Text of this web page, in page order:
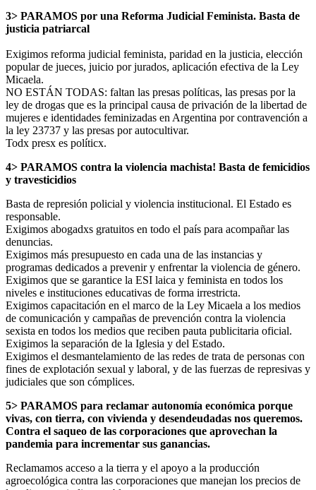
3> PARAMOS por una Reforma Judicial Feminista. Basta de
justicia patriarcal
Exigimos reforma judicial feminista, paridad en la justicia, elección
popular de jueces, juicio por jurados, aplicación efectiva de la Ley
Micaela.
NO ESTÁN TODAS: faltan las presas políticas, las presas por la
ley de drogas que es la principal causa de privación de la libertad de
mujeres e identidades feminizadas en Argentina por contravención a
la ley 23737 y las presas por autocultivar.
Todx presx es políticx.
4> PARAMOS contra la violencia machista! Basta de femicidios
y travesticidios
Basta de represión policial y violencia institucional. El Estado es
responsable.
Exigimos abogadxs gratuitos en todo el país para acompañar las
denuncias.
Exigimos más presupuesto en cada una de las instancias y
programas dedicados a prevenir y enfrentar la violencia de género.
Exigimos que se garantice la ESI laica y feminista en todos los
niveles e instituciones educativas de forma irrestricta.
Exigimos capacitación en el marco de la Ley Micaela a los medios
de comunicación y campañas de prevención contra la violencia
sexista en todos los medios que reciben pauta publicitaria oficial.
Exigimos la separación de la Iglesia y del Estado.
Exigimos el desmantelamiento de las redes de trata de personas con
fines de explotación sexual y laboral, y de las fuerzas de represivas y
judiciales que son cómplices.
5> PARAMOS para reclamar autonomía económica porque
vivas, con tierra, con vivienda y desendeudadas nos queremos.
Contra el saqueo de las corporaciones que aprovechan la
pandemia para incrementar sus ganancias.
Reclamamos acceso a la tierra y el apoyo a la producción
agroecológica contra las corporaciones que manejan los precios de